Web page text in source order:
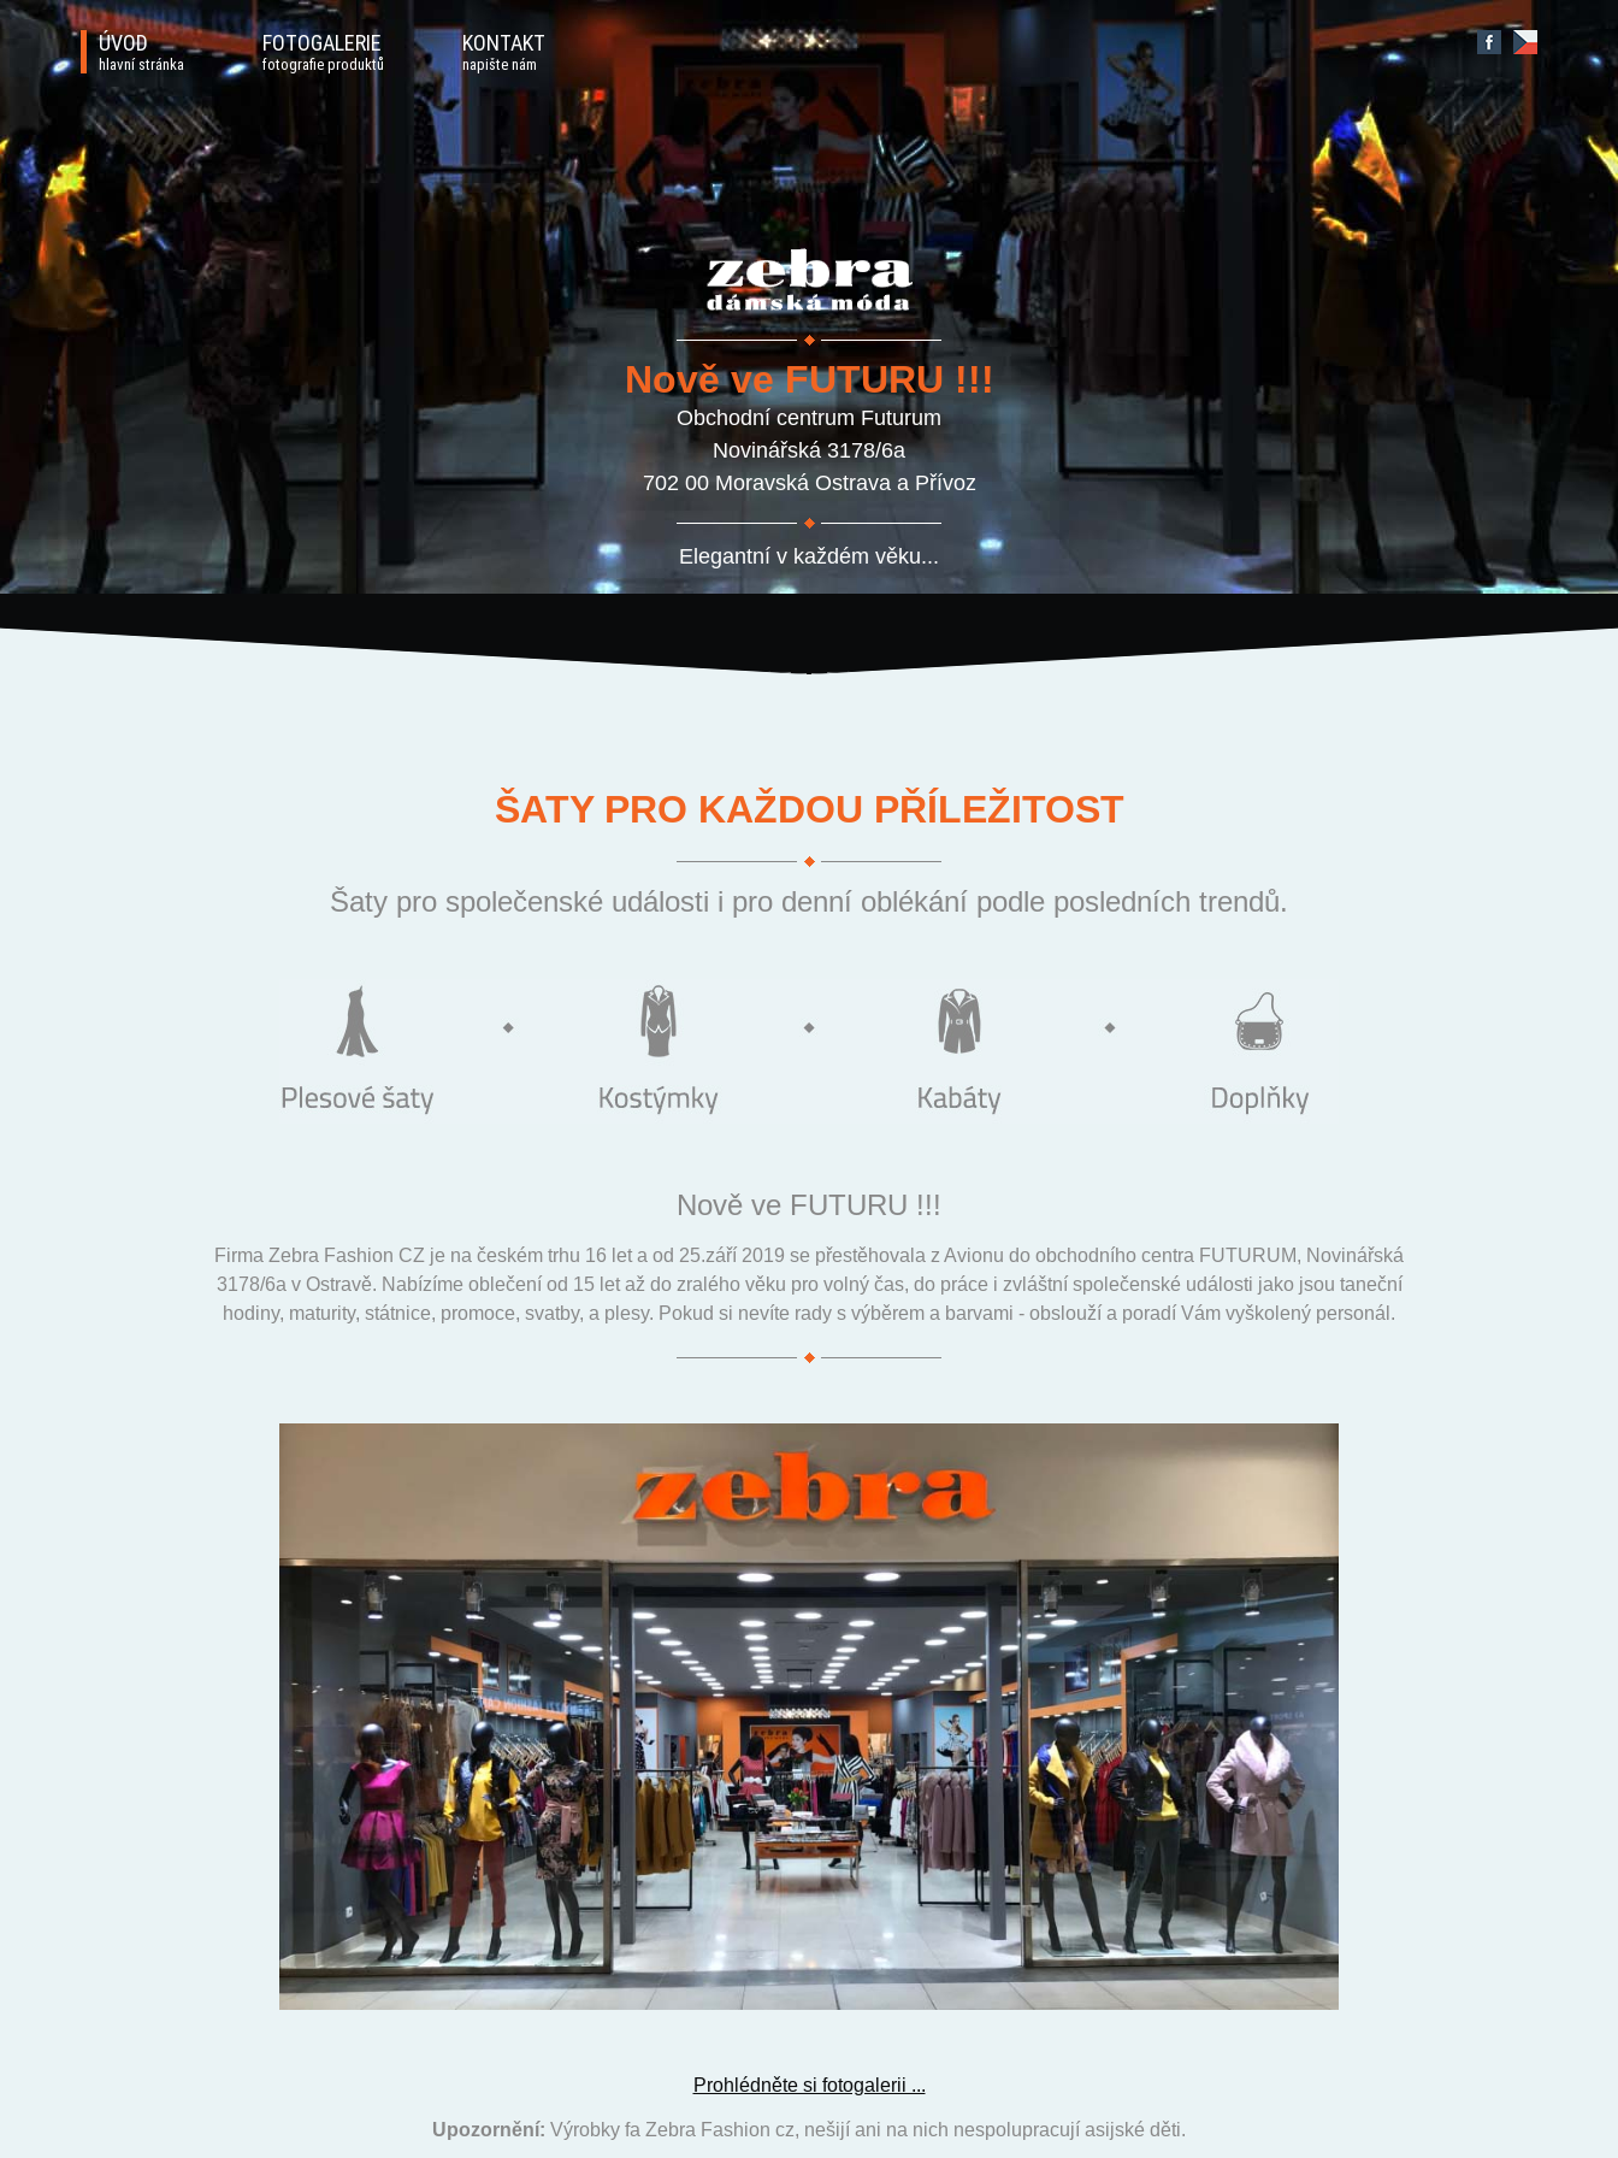
ÚVOD
hlavní stránka
FOTOGALERIE
fotografie produktů
KONTAKT
napište nám
Nově ve FUTURU !!!
Obchodní centrum Futurum
Novinářská 3178/6a
702 00 Moravská Ostrava a Přívoz
Elegantní v každém věku...
ŠATY PRO KAŽDOU PŘÍLEŽITOST
Šaty pro společenské události i pro denní oblékání podle posledních trendů.
Nově ve FUTURU !!!
Firma Zebra Fashion CZ je na českém trhu 16 let a od 25.září 2019 se přestěhovala z Avionu do obchodního centra FUTURUM, Novinářská
3178/6a v Ostravě. Nabízíme oblečení od 15 let až do zralého věku pro volný čas, do práce i zvláštní společenské události jako jsou taneční
hodiny, maturity, státnice, promoce, svatby, a plesy. Pokud si nevíte rady s výběrem a barvami - obslouží a poradí Vám vyškolený personál.
Prohlédněte si fotogalerii ...
Upozornění: Výrobky fa Zebra Fashion cz, nešijí ani na nich nespolupracují asijské děti.